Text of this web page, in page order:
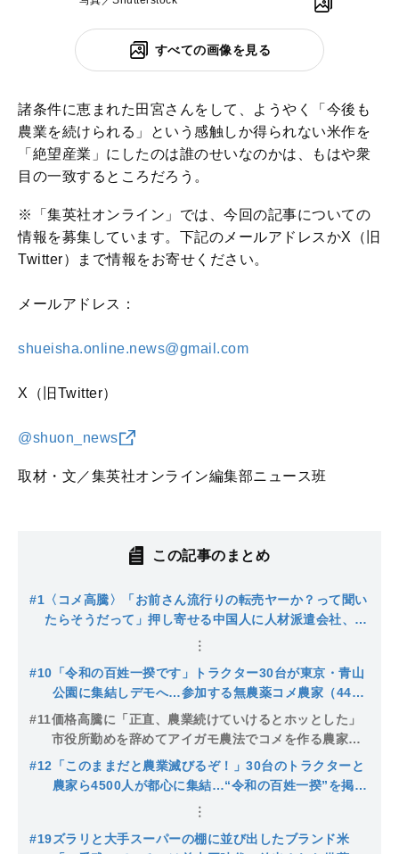
すべての画像を見る
諸条件に恵まれた田宮さんをして、ようやく「今後も
農業を続けられる」という感触しか得られない米作を
「絶望産業」にしたのは誰のせいなのかは、もはや衆
目の一致するところだろう。
※「集英社オンライン」では、今回の記事についての
情報を募集しています。下記のメールアドレスかX（旧
Twitter）まで情報をお寄せください。
メールアドレス：
shueisha.online.news@gmail.com
X（旧Twitter）
@shuon_news
取材・文／集英社オンライン編集部ニュース班
この記事のまとめ
#1 〈コメ高騰〉「お前さん流行りの転売ヤーか？って聞い
たらそうだって」押し寄せる中国人に人材派遣会社、ブ
ローカー…コメ農家が語る値上がり“元凶”の正体「平成
#10 「令和の百姓一揆です」トラクター30台が東京・青山
公園に集結しデモへ…参加する無農薬コメ農家（44）
は「離農の一番の原因は農政の失敗」「公表されたコ
メ農家の所得は年１万円」
#11価格高騰に「正直、農業続けていけるとホッとした」
市役所勤めを辞めてアイガモ農法でコメを作る農家
（42）の切実な思いと厳しい“自然農法の現実”
#12 「このままだと農業滅びるぞ！」30台のトラクターと
農家ら4500人が都心に集結…“令和の百姓一揆”を掲げ
るコメ農家たちの叫び…デモを見た原宿の若者たちの
#19ズラリと大手スーパーの棚に並び出したブランド米